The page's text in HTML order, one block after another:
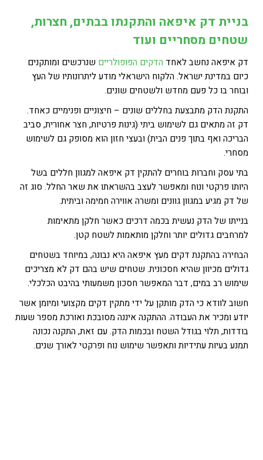
בניית דק איפאה והתקנתו בבתים, חצרות,
שטחים מסחריים ועוד
דק איפאה נחשב לאחד הדקים הפופולריים שנרכשים ומותקנים
כיום במדינת ישראל. הלקוח הישראלי מודע ליתרונותיו של העץ
ובוחר בו כל פעם מחדש ולשטחים שונים.
התקנת הדק מתבצעת בחללים שונים – חיצוניים ופנימיים כאחד.
דק זה מתאים גם לשימוש ביתי (גינות פרטיות, חצר אחורית, סביב
הבריכה ואף בתוך פנים הבית) ובעצי חזון הוא מסופק גם לשימוש
מסחרי.
בתי עסק וחברות בוחרים להתקין דק איפאה למגוון חללים בשל
היותו פרקטי ונוח ומאפשר לעצב בהשראתו את שאר החלל. סוג זה
של דק מגיע במגוון גוונים ומשרה אווירה חמימה וביתית.
בנייתו של הדק נעשית בכמה דרכים כאשר חלקן מתאימות
למרחבים גדולים יותר וחלקן מותאמות לשטח קטן.
הבחירה בהתקנת דקים מעץ איפאה היא נבונה, במיוחד בשטחים
גדולים מכיוון שהיא חסכונית. שטחים שיש בהם דק לא מצריכים
שימוש רב במים, דבר המאפשר חסכון משמעותי בהיבט הכלכלי.
חשוב לוודא כי הדק מותקן על ידי מתקין דקים מקצועי ומיומן אשר
יודע ומכיר את העבודה. ההתקנה איננה מסובכת ואורכת מספר שעות
בודדות, תלוי בגודל השטח ובכמות הדק. עם זאת, התקנה נכונה
תמנע בעיות עתידיות ותאפשר שימוש נוח ופרקטי לאורך שנים.